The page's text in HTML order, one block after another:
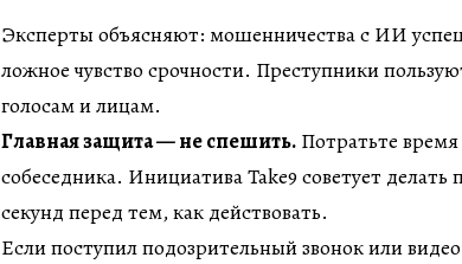
Эксперты объясняют: мошенничества с ИИ
ложное чувство срочности. Преступники
голосам и лицам.
Главная защита — не спешить. Потратьте
собеседника. Инициатива Take9 советует делать
секунд перед тем, как действовать.
Если поступил подозрительный звонок или